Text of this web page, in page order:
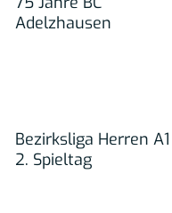
Adelzhausen
Bezirksliga Herren A1
2. Spieltag